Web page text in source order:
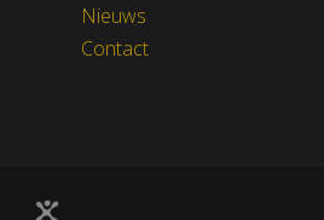
Nieuws
Contact